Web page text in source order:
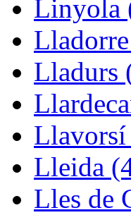
Linyola
Lladurs
Lleida
Lles de